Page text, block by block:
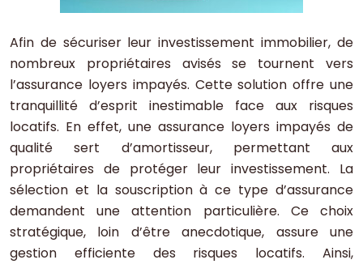
Afin de sécuriser leur investissement immobilier, de
nombreux propriétaires avisés se tournent vers
l’assurance loyers impayés. Cette solution offre une
tranquillité d’esprit inestimable face aux risques
locatifs. En effet, une assurance loyers impayés de
qualité sert d’amortisseur, permettant aux
propriétaires de protéger leur investissement. La
sélection et la souscription à ce type d’assurance
demandent une attention particulière. Ce choix
stratégique, loin d’être anecdotique, assure une
gestion efficiente des risques locatifs. Ainsi,